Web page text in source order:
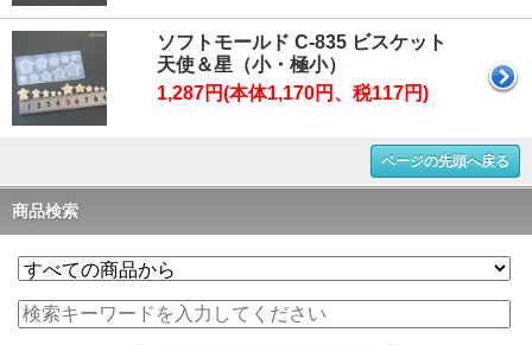
ソフトモールド C-835 ビスケット
天使＆星（小・極小）
1,287円(本体1,170円、税117円)
ページの先頭へ戻る
商品検索